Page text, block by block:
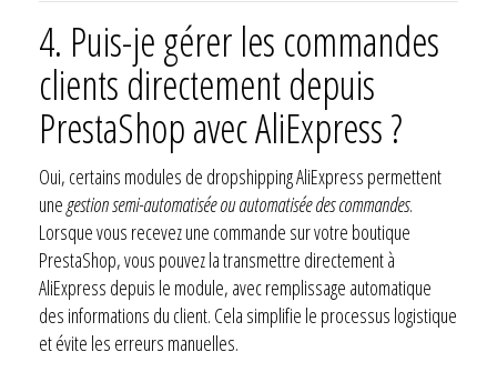
4. Puis-je gérer les commandes
clients directement depuis
PrestaShop avec AliExpress ?
Oui, certains modules de dropshipping AliExpress permettent
une gestion semi-automatisée ou automatisée des commandes.
Lorsque vous recevez une commande sur votre boutique
PrestaShop, vous pouvez la transmettre directement à
AliExpress depuis le module, avec remplissage automatique
des informations du client. Cela simplifie le processus logistique
et évite les erreurs manuelles.